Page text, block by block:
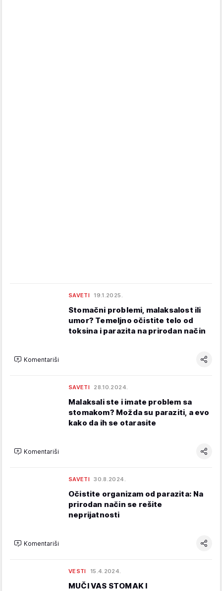
SAVETI 19.1.2025.
Stomačni problemi, malaksalost ili
umor? Temeljno očistite telo od
toksina i parazita na prirodan način
Komentariši
SAVETI 28.10.2024.
Malaksali ste i imate problem sa
stomakom? Možda su paraziti, a evo
kako da ih se otarasite
Komentariši
SAVETI 30.8.2024.
Očistite organizam od parazita: Na
prirodan način se rešite
neprijatnosti
Komentariši
VESTI 15.4.2024.
MUČI VAS STOMAK I